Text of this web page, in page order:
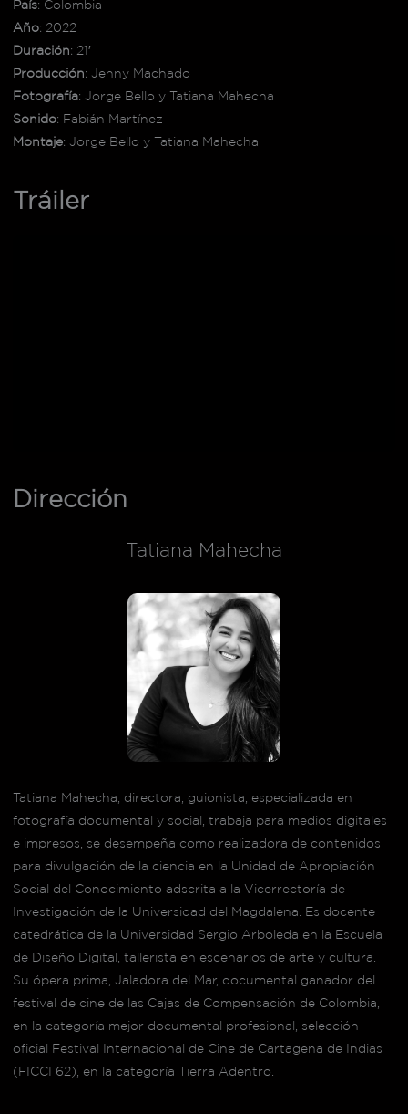
País: Colombia
Año: 2022
Duración: 21′
Producción: Jenny Machado
Fotografía: Jorge Bello y Tatiana Mahecha
Sonido: Fabián Martínez
Montaje: Jorge Bello y Tatiana Mahecha
Tráiler
Dirección
Tatiana Mahecha
Tatiana Mahecha, directora, guionista, especializada en
fotografía documental y social, trabaja para medios digitales
e impresos, se desempeña como realizadora de contenidos
para divulgación de la ciencia en la Unidad de Apropiación
Social del Conocimiento adscrita a la Vicerrectoría de
Investigación de la Universidad del Magdalena. Es docente
catedrática de la Universidad Sergio Arboleda en la Escuela
de Diseño Digital, tallerista en escenarios de arte y cultura.
Su ópera prima, Jaladora del Mar, documental ganador del
festival de cine de las Cajas de Compensación de Colombia,
en la categoría mejor documental profesional, selección
oficial Festival Internacional de Cine de Cartagena de Indias
(FICCI 62), en la categoría Tierra Adentro.